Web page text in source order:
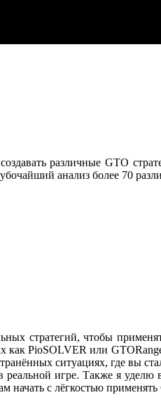
различные GTO
анализ более 70
стратегий, чтобы
как PioSOLVER или
ситуациях, где вы
игре. Также я уделю
начать с лёгкостью